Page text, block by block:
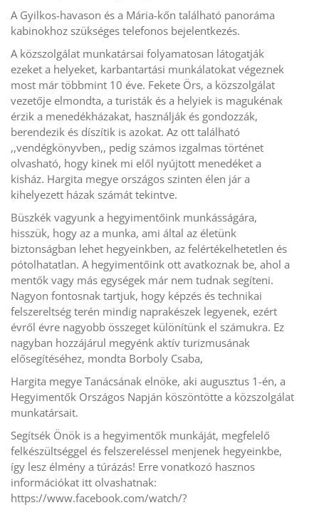
A Gyilkos-havason és a Mária-kőn található panoráma
kabinokhoz szükséges telefonos bejelentkezés.
A közszolgálat munkatársai folyamatosan látogatják
ezeket a helyeket, karbantartási munkálatokat végeznek
most már többmint 10 éve. Fekete Örs, a közszolgálat
vezetője elmondta, a turisták és a helyiek is magukénak
érzik a menedékházakat, használják és gondozzák,
berendezik és díszítik is azokat. Az ott található
,,vendégkönyvben,, pedig számos izgalmas történet
olvasható, hogy kinek mi elől nyújtott menedéket a
kisház. Hargita megye országos szinten élen jár a
kihelyezett házak számát tekintve.
Büszkék vagyunk a hegyimentőink munkásságára,
hisszük, hogy az a munka, ami által az életünk
biztonságban lehet hegyeinkben, az felértékelhetetlen és
pótolhatatlan. A hegyimentőink ott avatkoznak be, ahol a
mentők vagy más egységek már nem tudnak segíteni.
Nagyon fontosnak tartjuk, hogy képzés és technikai
felszereltség terén mindig naprakészek legyenek, ezért
évről évre nagyobb összeget különítünk el számukra. Ez
nagyban hozzájárul megyénk aktív turizmusának
elősegítéséhez, mondta Borboly Csaba,
Hargita megye Tanácsának elnöke, aki augusztus 1-én, a
Hegyimentők Országos Napján köszöntötte a közszolgálat
munkatársait.
Segítsék Önök is a hegyimentők munkáját, megfelelő
felkészültséggel és felszereléssel menjenek hegyeinkbe,
így lesz élmény a túrázás! Erre vonatkozó hasznos
információkat itt olvashatnak:
https://www.facebook.com/watch/?